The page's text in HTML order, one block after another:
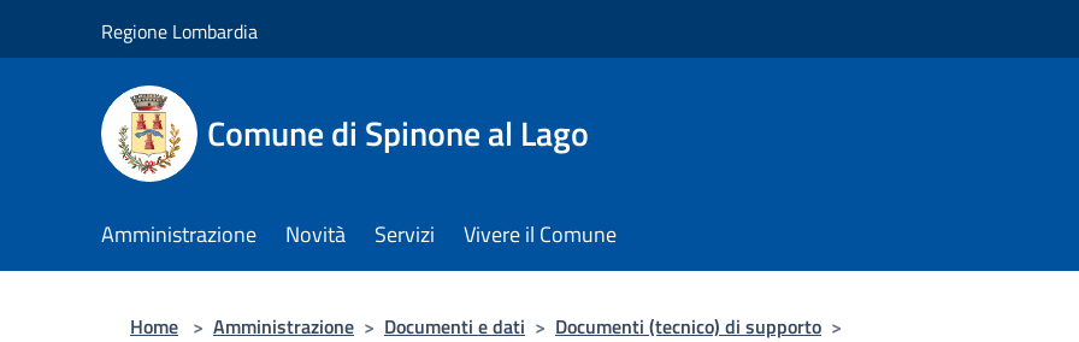
Regione Lombardia
Comune di Spinone al Lago
Amministrazione Novità Servizi Vivere il Comune
Home > Amministrazione > Documenti e dati > Documenti (tecnico) di supporto >